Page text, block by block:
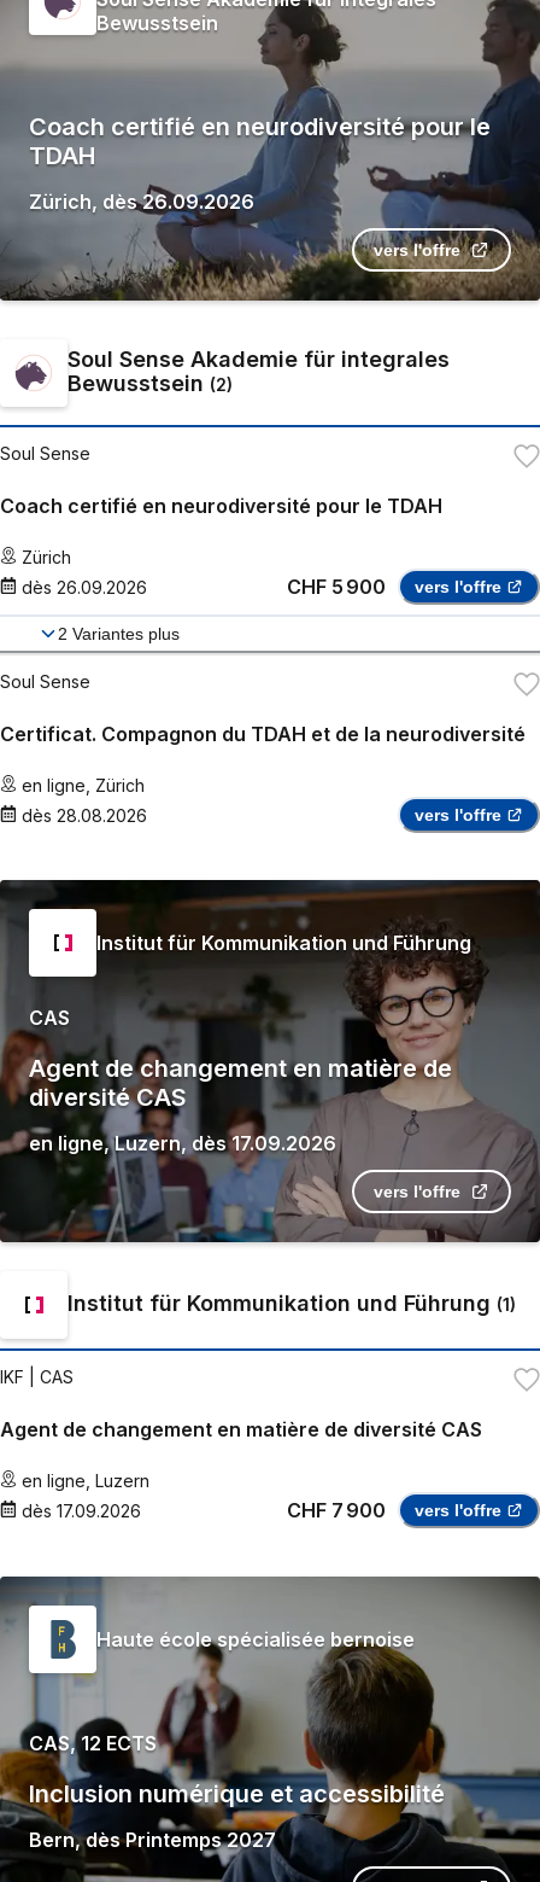
Bewusstsein
Coach certifié en neurodiversité pour le
TDAH
Zürich, dès 26.09.2026
vers l'offre
Soul Sense Akademie für integrales
Bewusstsein (2)
Soul Sense
Coach certifié en neurodiversité pour le TDAH
Zürich
dès 26.09.2026 CHF 5 900 vers l'offre
2 Variantes plus
Soul Sense
Certificat. Compagnon du TDAH et de la neurodiversité
en ligne Zürich
dès 28.08.2026 vers l'offre
Institut für Kommunikation und Führung
CAS
Agent de changement en matière de
diversité CAS
en ligne,Luzern, dès 17.09.2026
vers l'offre
Institut für Kommunikation und Führung (1 )
IKF | CAS
Agent de changement en matière de diversité CAS
en ligne Luzern
dès 17.09.2026 CHF 7 900 vers l'offre
Haute école spécialisée bernoise
CAS, 12 ECTS
Inclusion numérique et accessibilité
Bern,dès Printemps 2027